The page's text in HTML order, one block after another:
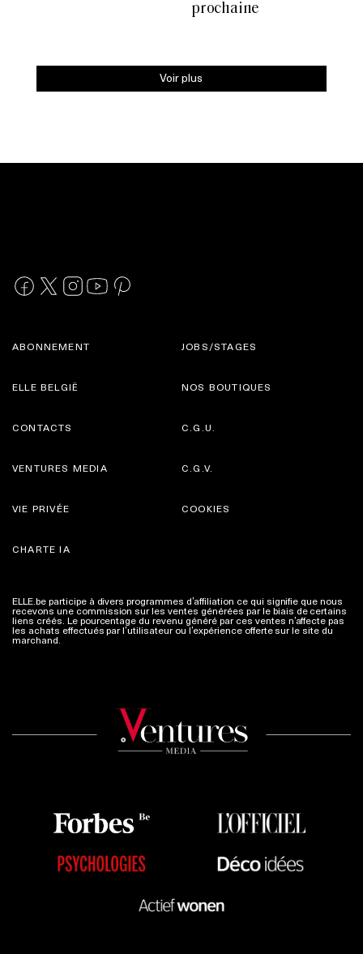
prochaine
Voir plus
ABONNEMENT
ELLE BELGIË
JOBS/STAGES
NOS BOUTIQUES
CONTACTS
VENTURES MEDIA
C.G.U.
C.G.V.
VIE PRIVÉE
CHARTE IA
COOKIES
ELLE.be participe à divers programmes d’affiliation ce qui signifie que nous
recevons une commission sur les ventes générées par le biais de certains
liens créés. Le pourcentage du revenu généré par ces ventes n’affecte pas
les achats effectués par l’utilisateur ou l’expérience offerte sur le site du
marchand. Plus d'infos